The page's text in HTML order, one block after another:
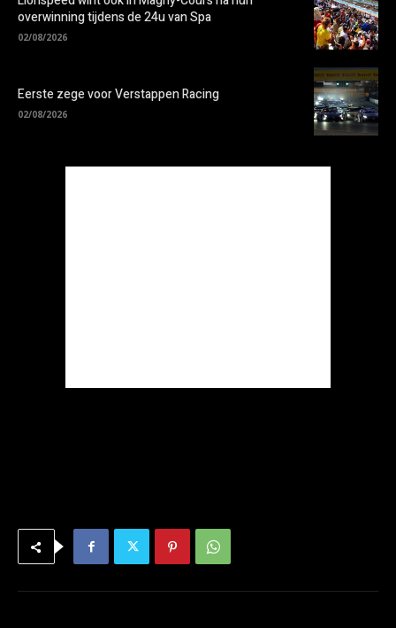
overwinning tijdens de 24u van Spa
02/08/2026
Eerste zege voor Verstappen Racing
02/08/2026